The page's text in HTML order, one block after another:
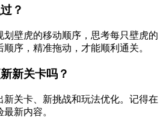
？
壁虎的移动顺序，思考每只壁虎的
序，精准拖动，才能顺利通关。
新关卡吗？
关卡、新挑战和玩法优化。记得在
新内容。